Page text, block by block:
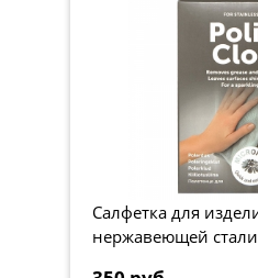
Салфетка для
нержавеющей